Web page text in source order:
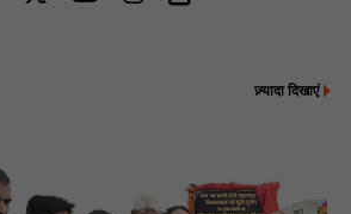
ज़्यादा दिखाएं